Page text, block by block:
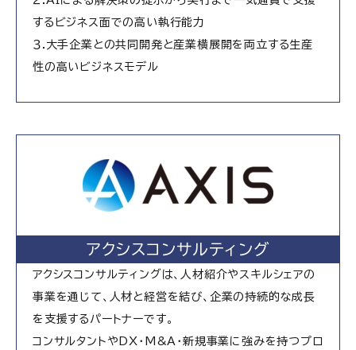
するビジネス面での高い執行能力
３.大手企業との共同開発と産業横展開を両立する生産
性の高いビジネスモデル
アクシスコンサルティング
アクシスコンサルティングは、人材紹介やスキルシェアの
事業を通じて、人材と経営を結び、企業の持続的な成長
を支援するパートナーです。
コンサルタントやDX・M&A・新規事業に強みを持つプロ